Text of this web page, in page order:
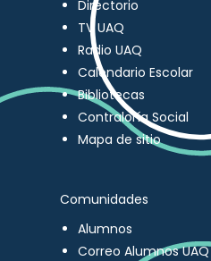
Directorio
TV UAQ
Radio UAQ
Calendario Escolar
Bibliotecas
Contraloría Social
Mapa de sitio
Comunidades
Alumnos
Correo Alumnos UAQ